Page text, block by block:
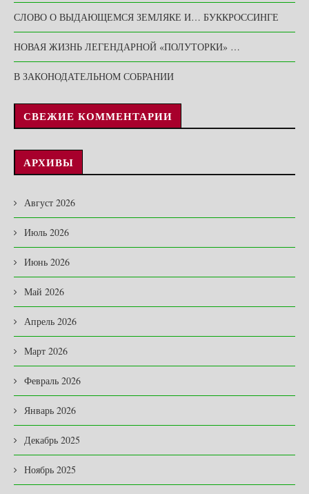
СЛОВО О ВЫДАЮЩЕМСЯ ЗЕМЛЯКЕ И… БУККРОССИНГЕ
НОВАЯ ЖИЗНЬ ЛЕГЕНДАРНОЙ «ПОЛУТОРКИ» …
В ЗАКОНОДАТЕЛЬНОМ СОБРАНИИ
СВЕЖИЕ КОММЕНТАРИИ
АРХИВЫ
Август 2026
Июль 2026
Июнь 2026
Май 2026
Апрель 2026
Март 2026
Февраль 2026
Январь 2026
Декабрь 2025
Ноябрь 2025